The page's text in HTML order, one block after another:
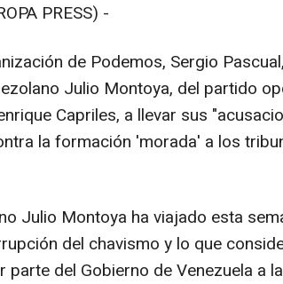
PRESS) -
de Podemos, Sergio
Julio Montoya, del partido
Capriles, a llevar sus
la formación 'morada' a los
Julio Montoya ha viajado esta
del chavismo y lo que
parte del Gobierno de Venezuela a